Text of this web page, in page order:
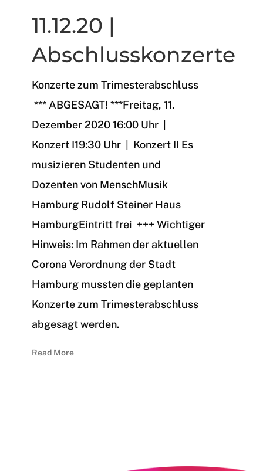
11.12.20 |
Abschlusskonzerte
Konzerte zum Trimesterabschluss
*** ABGESAGT! ***Freitag, 11.
Dezember 2020 16:00 Uhr |
Konzert I19:30 Uhr | Konzert II Es
musizieren Studenten und
Dozenten von MenschMusik
Hamburg Rudolf Steiner Haus
HamburgEintritt frei +++ Wichtiger
Hinweis: Im Rahmen der aktuellen
Corona Verordnung der Stadt
Hamburg mussten die geplanten
Konzerte zum Trimesterabschluss
abgesagt werden.
Read More